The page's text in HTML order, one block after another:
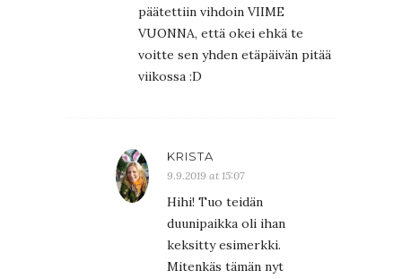
päätettiin vihdoin VIIME
VUONNA, että okei ehkä te
voitte sen yhden etäpäivän pitää
viikossa :D
KRISTA
9.9.2019 at 15:07
Hihi! Tuo teidän
duunipaikka oli ihan
keksitty esimerkki.
Mitenkäs tämän nyt